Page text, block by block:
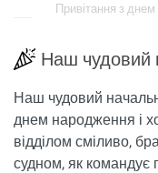
Привітання з
Наш чудовий
Наш чудовий
днем ​​народження і
відділом сміливо,
судном, як